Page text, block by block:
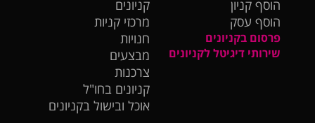
הוסף קניון
הוסף עסק
פרסום בקניונים
שירותי דיגיטל לקניונים
קניונים
מרכזי קניות
חנויות
מבצעים
צרכנות
קניונים בחו"ל
אוכל ובישול בקניונים